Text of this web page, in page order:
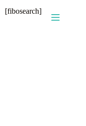
[fibosearch]